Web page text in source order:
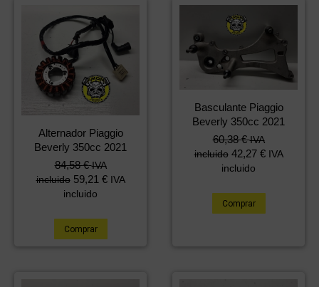
Alternador Piaggio
Beverly 350cc 2021
84,58€ IVA
incluido 59,21 € IVA
incluido
Comprar
Basculante Piaggio
Beverly 350cc 2021
60,38€ IVA
incluido 42,27 € IVA
incluido
Comprar